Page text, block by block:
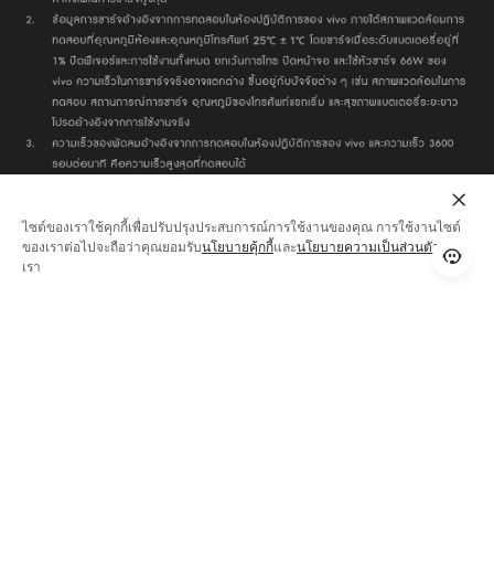
ไซต์ของเราใช้คุกกี้เพื่อปรับปรุงประสบการณ์การใช้งานของคุณ การใช้งานไซต์
ของเราต่อไปจะถือว่าคุณยอมรับนโยบายคุ้กกี้และนโยบายความเป็นส่วนตัว ของ
เรา